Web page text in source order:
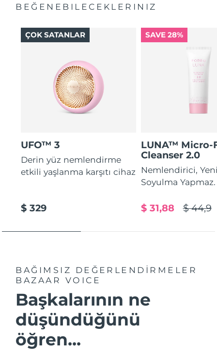
BEĞENEBILECEKLERINIZ
UFO™ 3
Derin yüz nemlendirme
etkili yaşlanma karşıtı cihaz
$ 329
ÇOK SATANLAR SAVE 28%
LUNA™ Micro-
Cleanser 2.0
Nemlendirici,
Soyulma Yapmaz.
$ 44,9
$ 31,88
BAĞIMSIZ DEĞERLENDİRMELER
BAZAAR VOICE
Başkalarının ne
düşündüğünü
öğren...